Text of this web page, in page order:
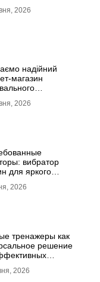
2026
надійний
магазин
2026
вибратор
для яркого
2026
тренажеры как
решение
2026